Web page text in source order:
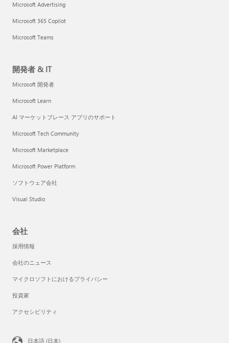
Microsoft Advertising
Microsoft 365 Copilot
Microsoft Teams
開発者 & IT
Microsoft 開発者
Microsoft Learn
AI マーケットプレース アプリのサポート
Microsoft Tech Community
Microsoft Marketplace
Microsoft Power Platform
ソフトウェア会社
Visual Studio
会社
採用情報
会社のニュース
マイクロソフトにおけるプライバシー
投資家
アクセシビリティ
日本語 (日本)